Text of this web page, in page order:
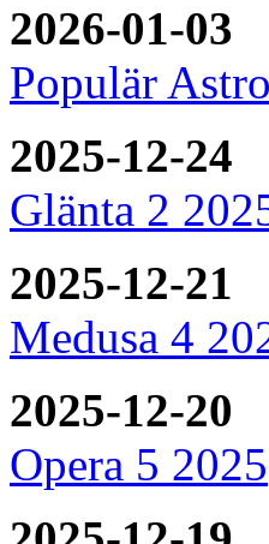
2026-01-03
Populär
2025-12-24
Glänta 2
2025-12-21
Medusa 4
2025-12-20
Opera 5 2025